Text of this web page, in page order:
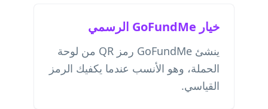
خيار GoFundMe الرسمي
ينشئ GoFundMe رمز QR من لوحة
الحملة، وهو الأنسب عندما يكفيك الرمز
القياسي.